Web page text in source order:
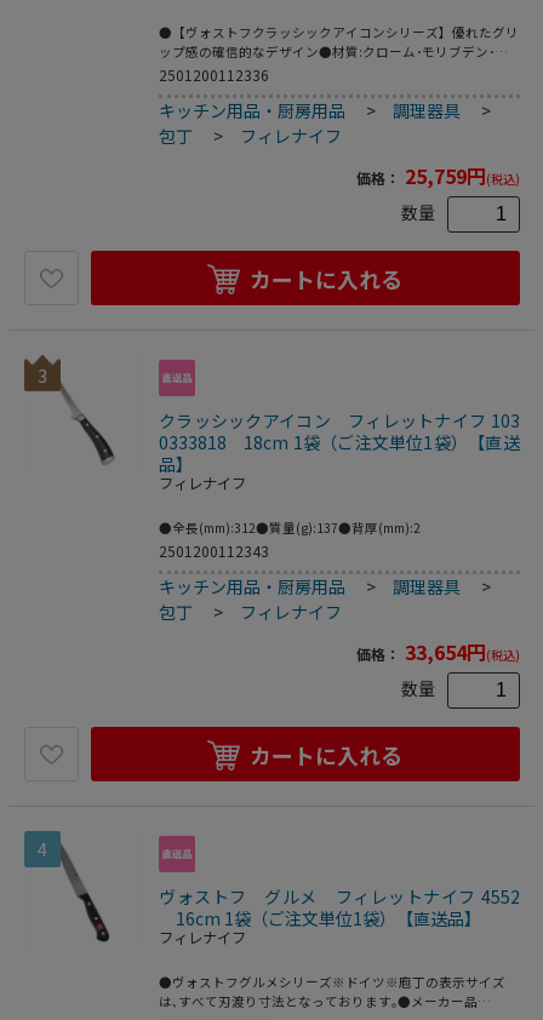
●【ヴォストフクラッシックアイコンシリーズ】優れたグリ
ップ感の確信的なデザイン●材質:クローム･モリブデン･バ
ナジウム●ドイツ製※庖丁の表示サイズは､すべて刃渡り寸
(cm):16●全長(mm):286●質量(g):110●背厚(mm):0.9
2501200112336
キッチン用品・厨房用品 >調理器具
>
包丁
> フィレナイフ
価格： 25,759円(税込)
数量
カートに入れる
3
クラッシックアイコン フィレットナイフ 103
0333818 18cm 1袋（ご注文単位1袋）【直送
品】
フィレナイフ
●全長(mm):312●質量(g):137●背厚(mm):2
2501200112343
キッチン用品・厨房用品 >調理器具
>
包丁
> フィレナイフ
価格： 33,654円(税込)
数量
カートに入れる
4
ヴォストフ グルメ フィレットナイフ 4552
16cm 1袋（ご注文単位1袋）【直送品】
フィレナイフ
●ヴォストフグルメシリーズ※ドイツ※庖丁の表示サイズ
は､すべて刃渡り寸法となっております｡●メーカー品